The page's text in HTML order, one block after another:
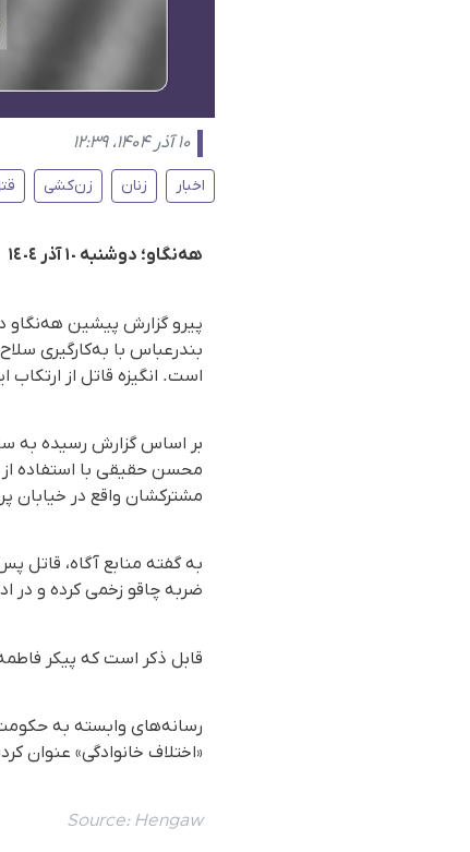
۱۰ آذر ۱۴۰۴، ۱۲:۳۹
اخبار زنان زن‌کشی
هەنگاو؛ دوشنبە ١٠ آذر ١٤٠٤
پیرو گزارش پیشین هه‌نگاو
بندرعباس با بەکارگیری
است. انگیزه قاتل از
مشترکشان واقع در خیابان پردیس ۳ بندرعباس به
به گفته منابع آگاه،
ضربه چاقو زخمی کرده و در
قابل ذکر است کە پیکر
رسانه‌های وابسته به
«اختلاف خانوادگی» عنوان
Source: Hengaw